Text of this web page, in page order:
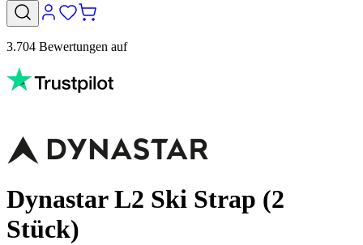
3.704 Bewertungen auf
Dynastar L2 Ski Strap (2
Stück)